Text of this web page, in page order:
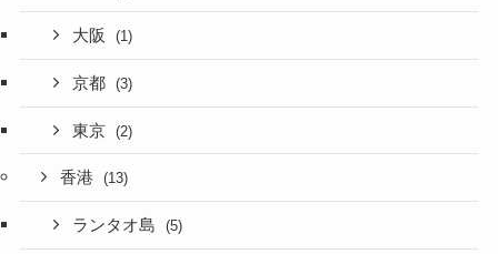
大阪 (1)
京都 (3)
東京 (2)
香港 (13)
ランタオ島 (5)